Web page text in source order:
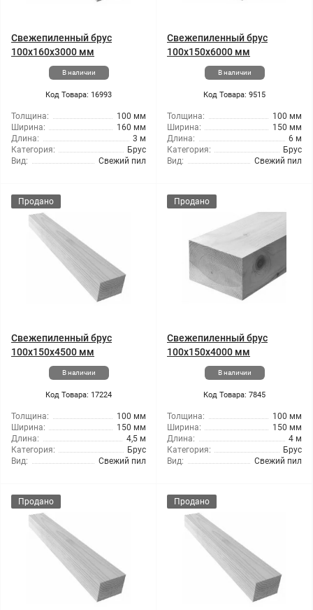
Свежепиленный брус
100x160x3000 мм
В наличии
Код Товара: 16993
Толщина:
100 мм
Ширина:
160 мм
Длина:
3 м
Категория:
Брус
Вид:
Свежий пил
Свежепиленный брус
100x150x6000 мм
В наличии
Код Товара: 9515
Толщина:
100 мм
Ширина:
150 мм
Длина:
6 м
Категория:
Брус
Вид:
Свежий пил
Продано
Свежепиленный брус
100x150x4500 мм
В наличии
Код Товара: 17224
Толщина:
100 мм
Ширина:
150 мм
Длина:
4,5 м
Категория:
Брус
Вид:
Свежий пил
Продано
Свежепиленный брус
100x150x4000 мм
В наличии
Код Товара: 7845
Толщина:
100 мм
Ширина:
150 мм
Длина:
4 м
Категория:
Брус
Вид:
Свежий пил
Продано Продано